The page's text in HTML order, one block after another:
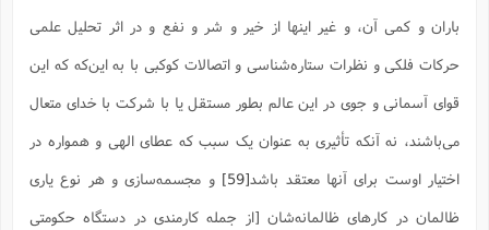
باران و کمى آن، و غیر اینها از خیر و شر و نفع و در اثر تحلیل علمی
حرکات فلکى و نظرات ستاره‌شناسى و اتصالات کوکبى با به این‌که که این
قوای آسمانی و جوی در این عالم بطور مستقل یا با شرکت با خداى متعال
مى‌باشند، نه آنکه تأثیرى به عنوان یک سبب که عطای الهی و همواره در
اختیار اوست براى آنها معتقد باشد[59]
و مجسمه‌سازی و هر نوع یاری
ظالمان در کارهای ظالمانه‌شان [از جمله کارمندی در دستگاه حکومتی